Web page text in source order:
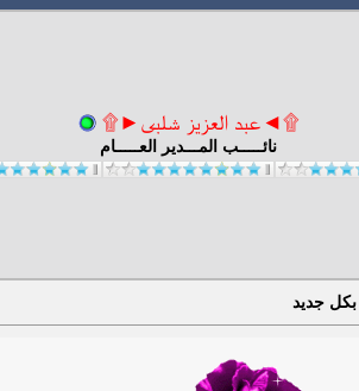
۩◄عبد العزيز شلبى►۩
نائـــــب المـــدير العـــــام